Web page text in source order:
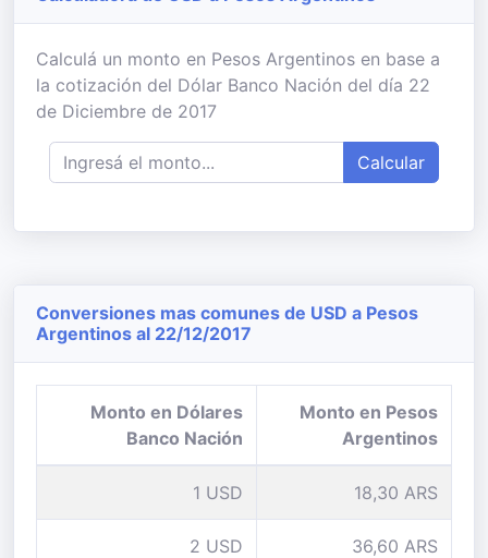
Calculá un monto en Pesos Argentinos en base a
la cotización del Dólar Banco Nación del día 22
de Diciembre de 2017
Calcular
Conversiones mas comunes de USD a Pesos
Argentinos al 22/12/2017
Monto en Dólares
Banco Nación
Monto en Pesos
Argentinos
1 USD 18,30 ARS
2 USD 36,60 ARS